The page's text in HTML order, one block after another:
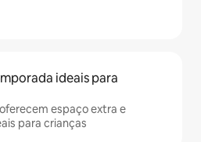
ideais para
espaço extra e
para crianças